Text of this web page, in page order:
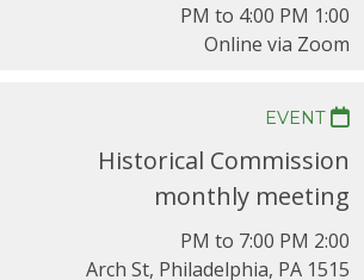
1:00 PM to 4:00 PM
Online via Zoom
Historical Commission
monthly meeting
2:00 PM to 7:00 PM
1515 Arch St, Philadelphia, PA